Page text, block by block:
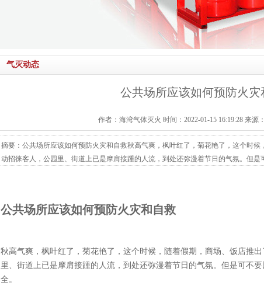
气灭动态
公共场所应该如何预防火灾
作者：海湾气体灭火 时间：2022-01-15 16:19:28 来源
摘要：公共场所应该如何预防火灾和自救秋高气爽，枫叶红了，菊花艳了，这个时
动招徕客人，公园里、街道上已是摩肩接踵的人流，到处还弥漫着节日的气氛。但
公共场所应该如何预防火灾和自救
秋高气爽，枫叶红了，菊花艳了，这个时候，随着假期，商场、饭店推
里、街道上已是摩肩接踵的人流，到处还弥漫着节日的气氛。但是可不
全。